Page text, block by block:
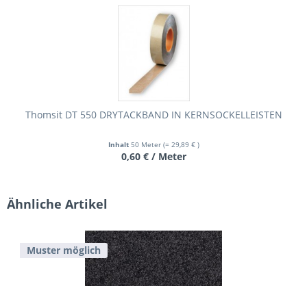
Thomsit DT 550 DRYTACKBAND IN KERNSOCKELLEISTEN
Inhalt 50 Meter (= 29,89 € )
0,60 € / Meter
Ähnliche Artikel
Muster möglich